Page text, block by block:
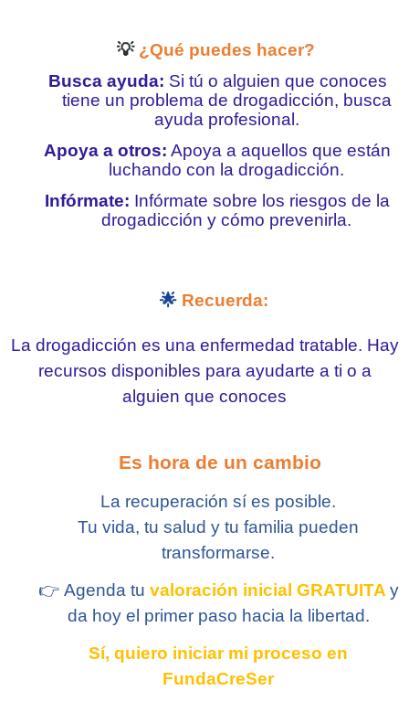
💡 ¿Qué puedes hacer?
Busca ayuda: Si tú o alguien que conoces
tiene un problema de drogadicción, busca
ayuda profesional.
Apoya a otros: Apoya a aquellos que están
luchando con la drogadicción.
Infórmate: Infórmate sobre los riesgos de la
drogadicción y cómo prevenirla.
🌟 Recuerda:
La drogadicción es una enfermedad tratable. Hay
recursos disponibles para ayudarte a ti o a
alguien que conoces
Es hora de un cambio
La recuperación sí es posible.
Tu vida, tu salud y tu familia pueden
transformarse.
👉Agenda tu valoración inicial GRATUITA y
da hoy el primer paso hacia la libertad.
Sí, quiero iniciar mi proceso en
FundaCreSer